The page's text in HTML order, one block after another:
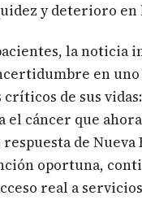
y deterioro en
la noticia
en uno
críticos de sus
el cáncer que
de Nueva
oportuna,
real a servicios